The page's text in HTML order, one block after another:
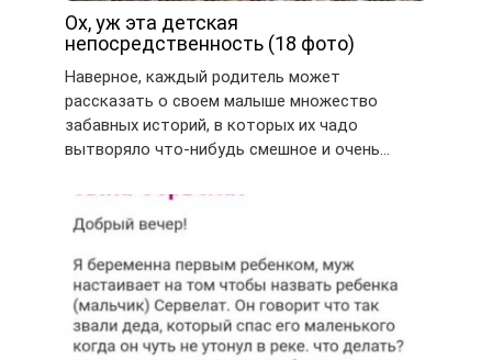
Ох, уж эта детская
непосредственность (18 фото)
Наверное, каждый родитель может
рассказать о своем малыше множество
забавных историй, в которых их чадо
вытворяло что-нибудь смешное и очень…